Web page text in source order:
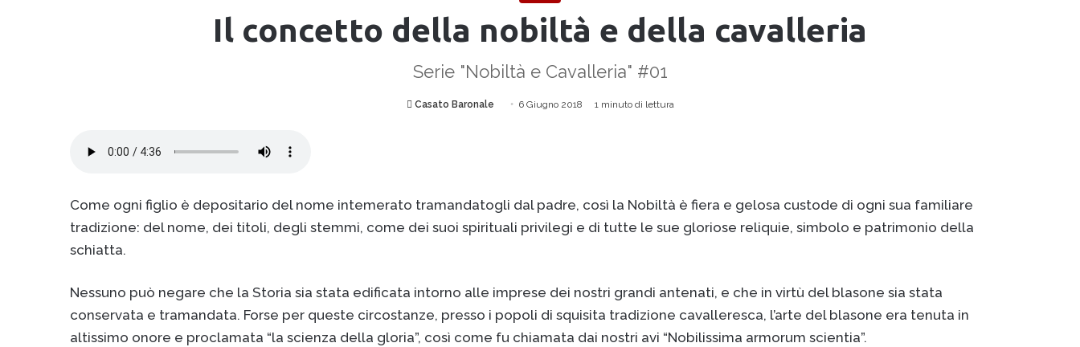
Il concetto della nobiltà e della cavalleria
Serie "Nobiltà e Cavalleria" #01
Casato Baronale
u
a
i
l
6 Giugno 2018 1 minuto di lettura
Come ogni figlio è depositario del nome intemerato tramandatogli dal padre, così la Nobiltà è fiera e gelosa custode di ogni sua familiare
tradizione: del nome, dei titoli, degli stemmi, come dei suoi spirituali privilegi e di tutte le sue gloriose reliquie, simbolo e patrimonio della
schiatta.
Nessuno può negare che la Storia sia stata edificata intorno alle imprese dei nostri grandi antenati, e che in virtù del blasone sia stata
conservata e tramandata. Forse per queste circostanze, presso i popoli di squisita tradizione cavalleresca, l’arte del blasone era tenuta in
altissimo onore e proclamata “la scienza della gloria”, così come fu chiamata dai nostri avi “Nobilissima armorum scientia”.